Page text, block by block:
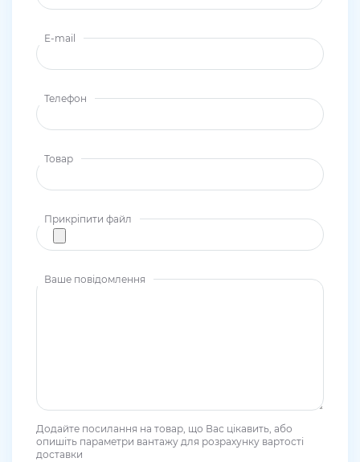
E-mail
Телефон
Товар
Прикріпити файл
Ваше повідомлення
Додайте посилання на товар, що Вас цікавить, або
опишіть параметри вантажу для розрахунку вартості
доставки